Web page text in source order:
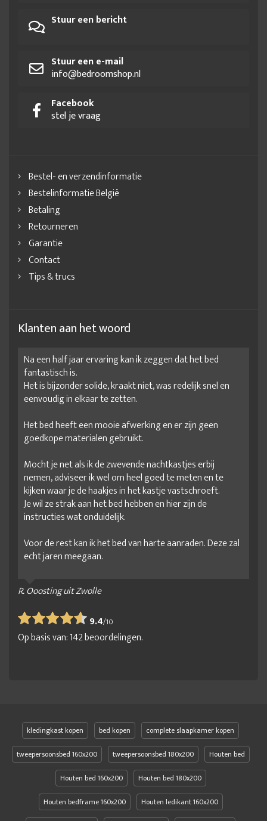
Stuur een bericht
Stuur een e-mail
info@bedroomshop.nl
Facebook
stel je vraag
Bestel- en verzendinformatie
Bestelinformatie België
Betaling
Retourneren
Garantie
Contact
Tips & trucs
Klanten aan het woord
Na een half jaar ervaring kan ik zeggen dat het bed
fantastisch is.
Het is bijzonder solide, kraakt niet, was redelijk snel en
eenvoudig in elkaar te zetten.
Het bed heeft een mooie afwerking en er zijn geen
goedkope materialen gebruikt.
Mocht je net als ik de zwevende nachtkastjes erbij
nemen, adviseer ik wel om heel goed te meten en te
kijken waar je de haakjes in het kastje vastschroeft.
Je wil ze strak aan het bed hebben en hier zijn de
instructies wat onduidelijk.
Voor de rest kan ik het bed van harte aanraden. Deze zal
echt jaren meegaan.
R. Ooosting uit Zwolle
9.4/10
Op basis van:142beoordelingen.
kledingkast kopen bed kopen
complete slaapkamer kopen
tweepersoonsbed 160x200
tweepersoonsbed 180x200
Houten bed
Houten bed 160x200
Houten bed 180x200
Houten bedframe 160x200
Houten ledikant 160x200